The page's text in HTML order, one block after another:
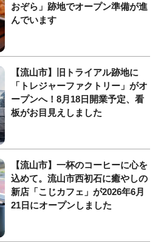
おぞら」跡地でオープン準備が進
んでいます
【流山市】旧トライアル跡地に
「トレジャーファクトリー」がオ
ープンへ！8月18日開業予定、看
板がお目見えしました
【流山市】一杯のコーヒーに心を
込めて。流山市西初石に癒やしの
新店「こじカフェ」が2026年6月
21日にオープンしました